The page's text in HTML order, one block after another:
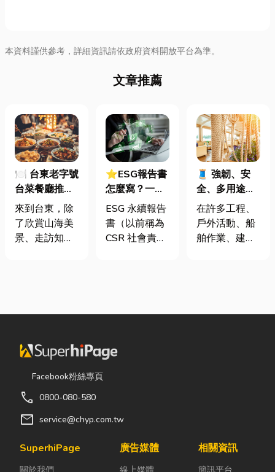
本資料謹供參考，詳細資訊請依政府資料開放平台為準。
文章推薦
🍽️ 台東老字號
台菜餐廳推薦
｜在地人聚餐
首選，經典合
菜一次滿足
來到台東，除
了欣賞山海美
景、走訪知名
相較於一般小
台菜餐廳更能
展現台東的人
情味與飲食文
庭聚餐、朋友
聚會、公司聚
團體用餐，都
⭐ESG報告書
怎麼寫？一定
要上市櫃才寫
嗎？3步驟擺
脫綠色轉型焦
ESG 永續報告
書（以前稱為
CSR 社會責任
責任（S）與
度營運成果的
表」與「永續
多中小企業主
🧵 強韌、安
全、多用途！
從繩索到安全
網的全方位防
護應用指南
在許多工程、
戶外活動、船
舶作業、建築
網」其實都是
關係到安全、
Facebook粉絲專頁
call 0800-080-580
mail service@chyp.com.tw
SuperhiPage
關於我們
廣告媒體
線上媒體
相關資訊
簡訊平台